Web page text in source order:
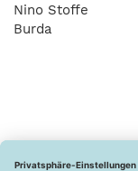
Nino Stoffe
Burda